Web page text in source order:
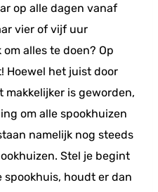
op alle dagen vanaf
vier of vijf uur
alles te doen? Op
Hoewel het juist door
is geworden,
om alle spookhuizen
namelijk nog steeds
Stel je begint
spookhuis, houdt er dan